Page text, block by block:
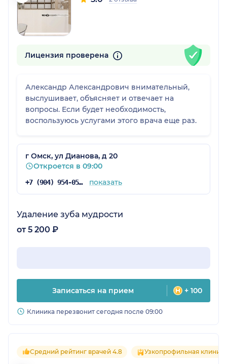
Лицензия проверена
Александр Александрович внимательный,
выслушивает, объясняет и отвечает на
вопросы. Если будет необходимость,
воспользуюсь услугами этого врача еще раз.
г Омск, ул Дианова, д 20
Откроется в 09:00
+7 (904) 954-05-61 показать
Удаление зуба мудрости
от 5 200 ₽
Записаться на прием + 100
Клиника перезвонит сегодня после 09:00
Средний рейтинг врачей 4.8 Узкопрофильная клиника